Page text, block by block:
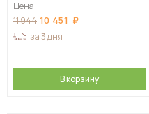
Цена
11 944 10 451
за 3 дня
В корзину